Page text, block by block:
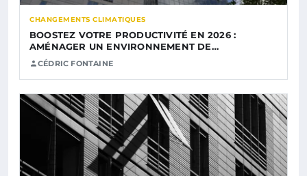
CHANGEMENTS CLIMATIQUES
BOOSTEZ VOTRE PRODUCTIVITÉ EN 2026 :
AMÉNAGER UN ENVIRONNEMENT DE…
CÉDRIC FONTAINE